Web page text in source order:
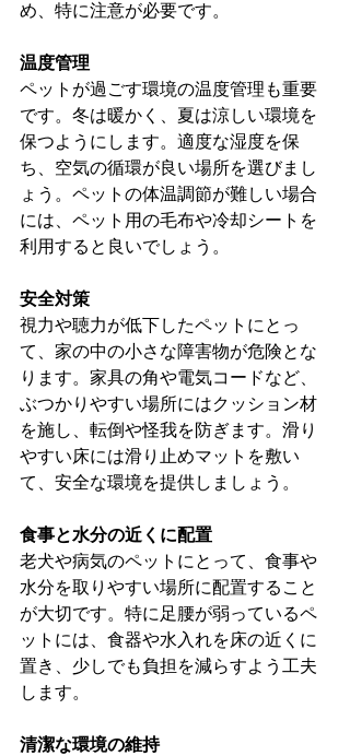
め、特に注意が必要です。
温度管理
ペットが過ごす環境の温度管理も重要
です。冬は暖かく、夏は涼しい環境を
保つようにします。適度な湿度を保
ち、空気の循環が良い場所を選びまし
ょう。ペットの体温調節が難しい場合
には、ペット用の毛布や冷却シートを
利用すると良いでしょう。
安全対策
視力や聴力が低下したペットにとっ
て、家の中の小さな障害物が危険とな
ります。家具の角や電気コードなど、
ぶつかりやすい場所にはクッション材
を施し、転倒や怪我を防ぎます。滑り
やすい床には滑り止めマットを敷い
て、安全な環境を提供しましょう。
食事と水分の近くに配置
老犬や病気のペットにとって、食事や
水分を取りやすい場所に配置すること
が大切です。特に足腰が弱っているペ
ットには、食器や水入れを床の近くに
置き、少しでも負担を減らすよう工夫
します。
清潔な環境の維持